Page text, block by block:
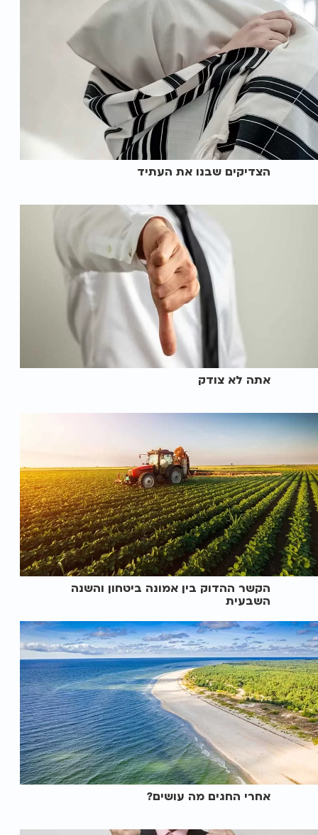
הצדיקים שבנו את העתיד
אתה לא צודק
הקשר ההדוק בין אמונה ביטחון והשנה
השבעית
אחרי החגים מה עושים?